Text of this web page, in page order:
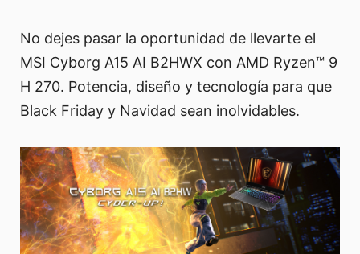
No dejes pasar la oportunidad de llevarte el
MSI Cyborg A15 AI B2HWX con AMD Ryzen™ 9
H 270. Potencia, diseño y tecnología para que
Black Friday y Navidad sean inolvidables.